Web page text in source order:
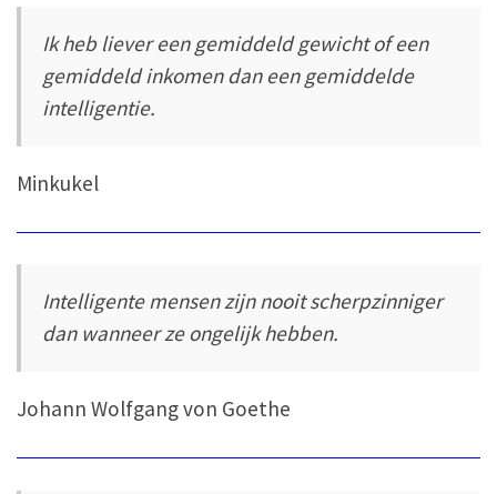
Ik heb liever een gemiddeld gewicht of een
gemiddeld inkomen dan een gemiddelde
intelligentie.
Minkukel
Intelligente mensen zijn nooit scherpzinniger
dan wanneer ze ongelijk hebben.
Johann Wolfgang von Goethe